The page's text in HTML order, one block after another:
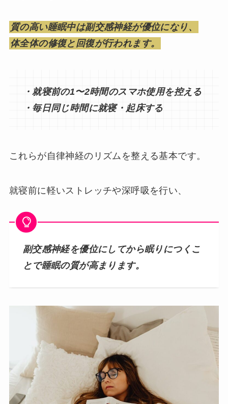
質の高い睡眠中は副交感神経が優位になり、
体全体の修復と回復が行われます。
・就寝前の1〜2時間のスマホ使用を控える
・毎日同じ時間に就寝・起床する
これらが自律神経のリズムを整える基本です。
就寝前に軽いストレッチや深呼吸を行い、
副交感神経を優位にしてから眠りにつくこ
とで睡眠の質が高まります。